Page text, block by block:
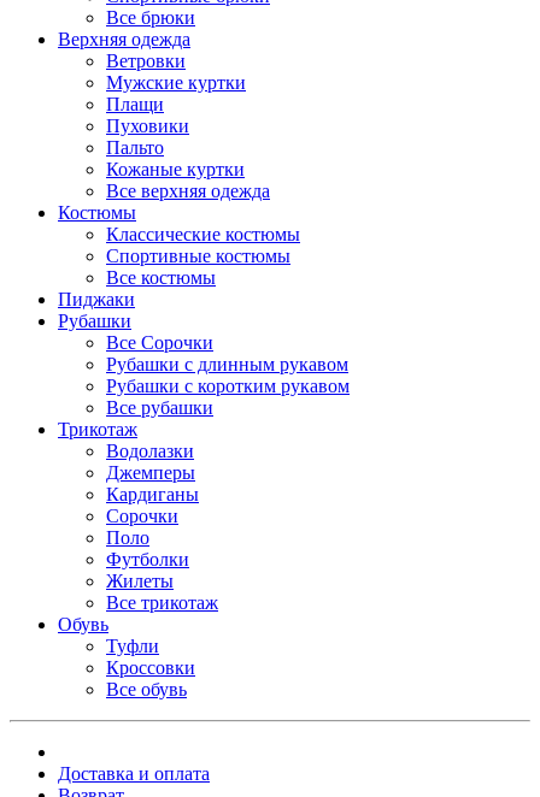
Все брюки
Верхняя одежда
Ветровки
Мужские куртки
Плащи
Пуховики
Пальто
Кожаные куртки
Все верхняя одежда
Костюмы
Классические костюмы
Спортивные костюмы
Все костюмы
Пиджаки
Рубашки
Все Сорочки
Рубашки с длинным рукавом
Рубашки с коротким рукавом
Все рубашки
Трикотаж
Водолазки
Джемперы
Кардиганы
Сорочки
Поло
Футболки
Жилеты
Все трикотаж
Обувь
Туфли
Кроссовки
Все обувь
Доставка и оплата